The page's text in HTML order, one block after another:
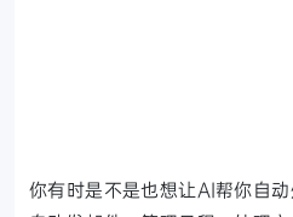
你有时是不是也想让AI帮你自